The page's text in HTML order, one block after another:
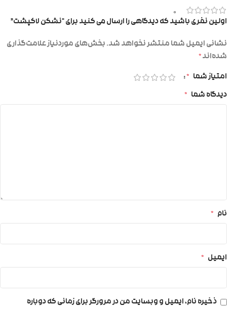
0
اولین نفری باشید که دیدگاهی را ارسال می کنید برای “نشکن لاکپشت”
نشانی ایمیل شما منتشر نخواهد شد.بخش‌های موردنیاز علامت‌گذاری
شده‌اند*
امتیاز شما *
دیدگاه شما *
نام *
ایمیل *
ذخیره نام، ایمیل و وبسایت من در مرورگر برای زمانی که دوباره